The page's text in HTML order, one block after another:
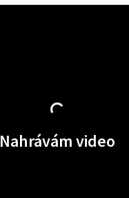
Nahrávám video